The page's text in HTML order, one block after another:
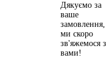
Дякуємо за
ваше
замовлення,
ми скоро
зв'яжемося з
вами!